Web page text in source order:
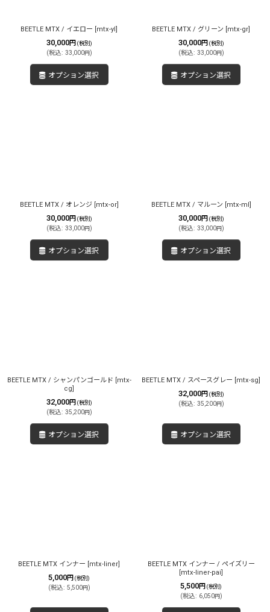
BEETLE MTX / イエロー mtx-yl
30,000円 (税別)
(税込: 33,000円)
オプション選択
BEETLE MTX / グリーン mtx-gr
30,000円 (税別)
(税込: 33,000円)
オプション選択
BEETLE MTX / オレンジ mtx-or]
30,000円 (税別)
(税込: 33,000円)
オプション選択
BEETLE MTX / マルーン mtx-ml
30,000円 (税別)
(税込: 33,000円)
オプション選択
BEETLE MTX / シャンパンゴールド
mtx-
cg
32,000円 (税別)
(税込: 35,200円)
オプション選択
BEETLE MTX / スペースグレー mtx-sg
32,000円 (税別)
(税込: 35,200円)
オプション選択
BEETLE MTX インナー mtx-liner
5,000円 (税別)
(税込: 5,500円)
BEETLE MTX インナー / ペイズリー
mtx-liner-pai
5,500円 (税別)
(税込: 6,050円)